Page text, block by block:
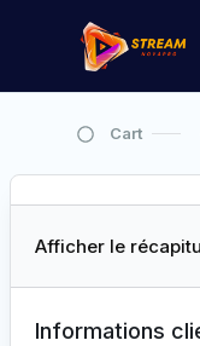
Cart
Afficher le
Informations